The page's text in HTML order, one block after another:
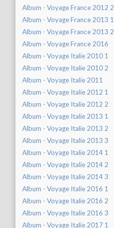
Album - Voyage France 2012 2
Album - Voyage France 2013 1
Album - Voyage France 2013 2
Album - Voyage France 2016
Album - Voyage Italie 2010 1
Album - Voyage Italie 2010 2
Album - Voyage Italie 2011
Album - Voyage Italie 2012 1
Album - Voyage Italie 2012 2
Album - Voyage Italie 2013 1
Album - Voyage Italie 2013 2
Album - Voyage Italie 2013 3
Album - Voyage Italie 2014 1
Album - Voyage Italie 2014 2
Album - Voyage Italie 2014 3
Album - Voyage Italie 2016 1
Album - Voyage Italie 2016 2
Album - Voyage Italie 2016 3
Album - Voyage Italie 2017 1